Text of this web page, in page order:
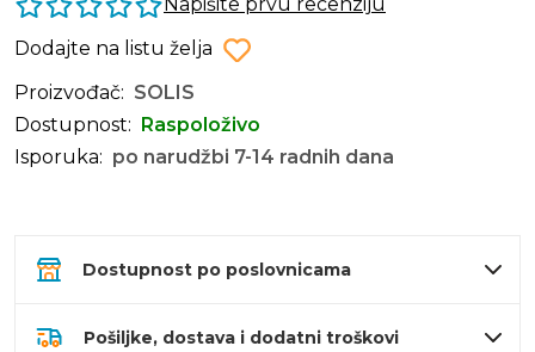
Dodajte na listu želja
Proizvođač: SOLIS
Dostupnost:
Raspoloživo
Isporuka: po narudžbi 7-14 radnih dana
Dostupnost po poslovnicama
Pošiljke, dostava i dodatni troškovi